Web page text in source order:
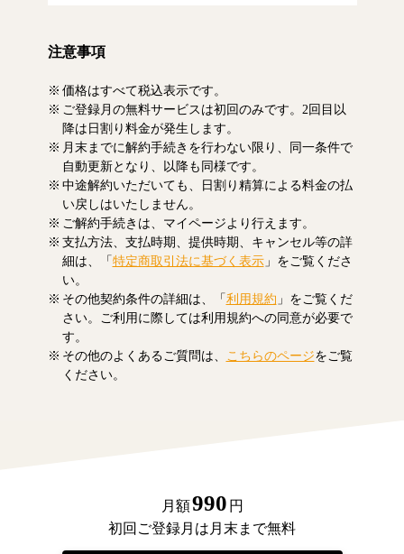
事をお読みいただけます。なお、日割り清算
注意事項
価格はすべて税込表示です。
ご登録月の無料サービスは初回のみです。2回目以
降は日割り料金が発生します。
月末までに解約手続きを行わない限り、同一条件で
自動更新となり、以降も同様です。
中途解約いただいても、日割り精算による料金の払
い戻しはいたしません。
ご解約手続きは、マイページより行えます。
支払方法、支払時期、提供時期、キャンセル等の詳
細は、「特定商取引法に基づく表示」をご覧くださ
い。
その他契約条件の詳細は、「利用規約 」をご覧くだ
さい。ご利用に際しては利用規約への同意が必要で
す。
その他のよくあるご質問は、
こちらのページをご覧
ください。
月額990 円
初回ご登録月は月末まで無料